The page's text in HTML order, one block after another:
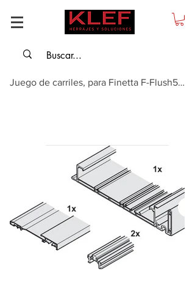
Juego de carriles, para Finetta F-Flush54 70A 1731-2530 mm